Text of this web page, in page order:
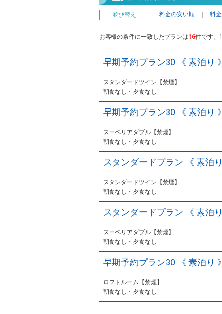
並び替え 料金の安い順 料
お客様の条件に一致したプランは16件です。
早期予約プラン30 《 素泊り
スタンダードツイン【禁煙】
朝食なし・夕食なし
早期予約プラン30 《 素泊り
スーペリアダブル【禁煙】
朝食なし・夕食なし
スタンダードプラン 《 素泊
スタンダードツイン【禁煙】
朝食なし・夕食なし
スタンダードプラン 《 素泊
スーペリアダブル【禁煙】
朝食なし・夕食なし
早期予約プラン30 《 素泊り
ロフトルーム【禁煙】
朝食なし・夕食なし